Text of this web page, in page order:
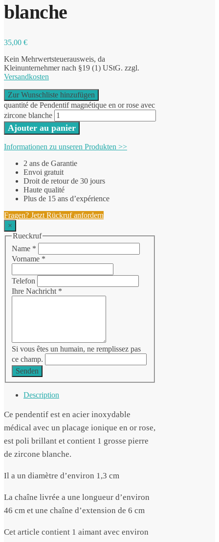
blanche
35,00 €
Kein Mehrwertsteuerausweis, da
Kleinunternehmer nach §19 (1) UStG. zzgl.
Versandkosten
Zur Wunschliste hinzufügen
quantité de Pendentif magnétique en or rose avec
zircone blanche
Ajouter au panier
Informationen zu unseren Produkten >>
2 ans de Garantie
Envoi gratuit
Droit de retour de 30 jours
Haute qualité
Plus de 15 ans d’expérience
Fragen? Jetzt Rückruf anfordern
×
Rueckruf
Name *
Vorname *
Telefon
Ihre Nachricht *
Si vous êtes un humain, ne remplissez pas
ce champ.
Senden
Description
Ce pendentif est en acier inoxydable
médical avec un placage ionique en or rose,
est poli brillant et contient 1 grosse pierre
de zircone blanche.
Il a un diamètre d’environ 1,3 cm
La chaîne livrée a une longueur d’environ
46 cm et une chaîne d’extension de 6 cm
Cet article contient 1 aimant avec environ